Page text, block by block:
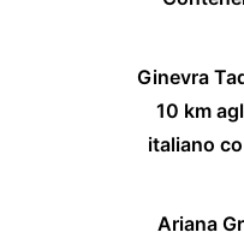
Ginevra
10 km
italiano
Ariana